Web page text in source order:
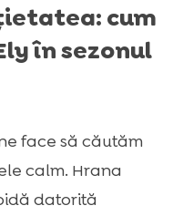
cum
în sezonul
face să căutăm
calm. Hrana
datorită